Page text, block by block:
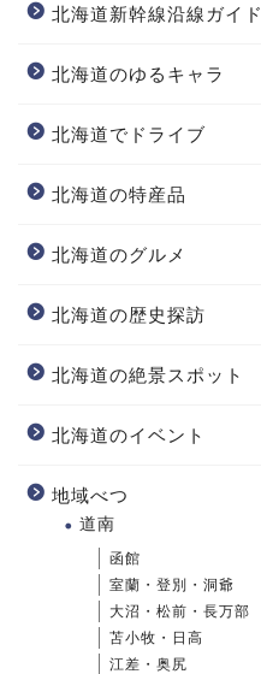
北海道新幹線沿線ガイド
北海道のゆるキャラ
北海道でドライブ
北海道の特産品
北海道のグルメ
北海道の歴史探訪
北海道の絶景スポット
北海道のイベント
地域べつ
道南
函館
室蘭・登別・洞爺
大沼・松前・長万部
苫小牧・日高
江差・奥尻